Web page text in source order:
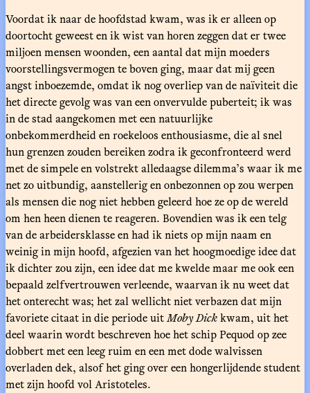
Voordat ik naar de hoofdstad kwam, was ik er alleen op
doortocht geweest en ik wist van horen zeggen dat er twee
miljoen mensen woonden, een aantal dat mijn moeders
voorstellingsvermogen te boven ging, maar dat mij geen
angst inboezemde, omdat ik nog overliep van de naïviteit die
het directe gevolg was van een onvervulde puberteit; ik was
in de stad aangekomen met een natuurlijke
onbekommerdheid en roekeloos enthousiasme, die al snel
hun grenzen zouden bereiken zodra ik geconfronteerd werd
met de simpele en volstrekt alledaagse dilemma’s waar ik me
net zo uitbundig, aanstellerig en onbezonnen op zou werpen
als mensen die nog niet hebben geleerd hoe ze op de wereld
om hen heen dienen te reageren. Bovendien was ik een telg
van de arbeidersklasse en had ik niets op mijn naam en
weinig in mijn hoofd, afgezien van het hoogmoedige idee dat
ik dichter zou zijn, een idee dat me kwelde maar me ook een
bepaald zelfvertrouwen verleende, waarvan ik nu weet dat
het onterecht was; het zal wellicht niet verbazen dat mijn
favoriete citaat in die periode uitMoby Dickkwam, uit het
deel waarin wordt beschreven hoe het schip Pequod op zee
dobbert met een leeg ruim en een met dode walvissen
overladen dek, alsof het ging over een hongerlijdende student
met zijn hoofd vol Aristoteles.